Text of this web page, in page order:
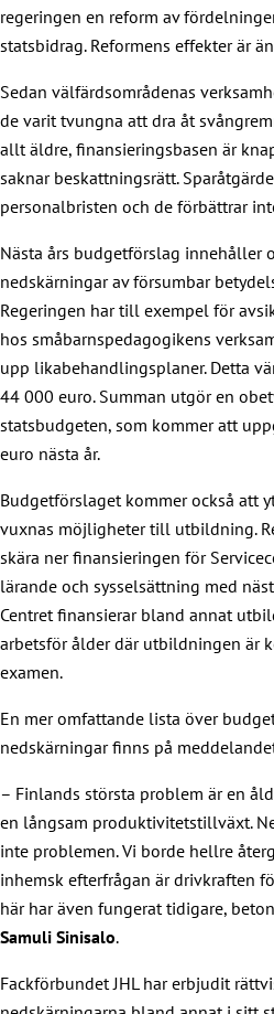
regeringen en reform av
statsbidrag. Reformens effekter är
Sedan välfärdsområdenas
de varit tvungna att dra åt
allt äldre, finansieringsbasen är
saknar beskattningsrätt.
personalbristen och de förbättrar
Nästa års budgetförslag innehåller
nedskärningar av försumbar
Regeringen har till exempel för
hos småbarnspedagogikens
upp likabehandlingsplaner. Detta
44 000 euro. Summan utgör en
statsbudgeten, som kommer att
euro nästa år.
Budgetförslaget kommer också att
vuxnas möjligheter till utbildning.
skära ner finansieringen för
lärande och sysselsättning med
Centret finansierar bland annat
arbetsför ålder där utbildningen är
examen.
En mer omfattande lista över
nedskärningar finns på
– Finlands största problem är en
en långsam produktivitetstillväxt.
inte problemen. Vi borde hellre
inhemsk efterfrågan är drivkraften
här har även fungerat tidigare,
Samuli Sinisalo.
Fackförbundet JHL har erbjudit